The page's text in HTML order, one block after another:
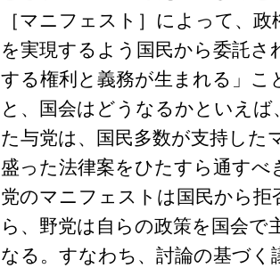
［マニフェスト］によって、
を実現するよう国民から委託
する権利と義務が生まれる」こ
と、国会はどうなるかといえ
た与党は、国民多数が支持した
盛った法律案をひたすら通すべ
党のマニフェストは国民から
ら、野党は自らの政策を国会で
なる。すなわち、討論の基づく